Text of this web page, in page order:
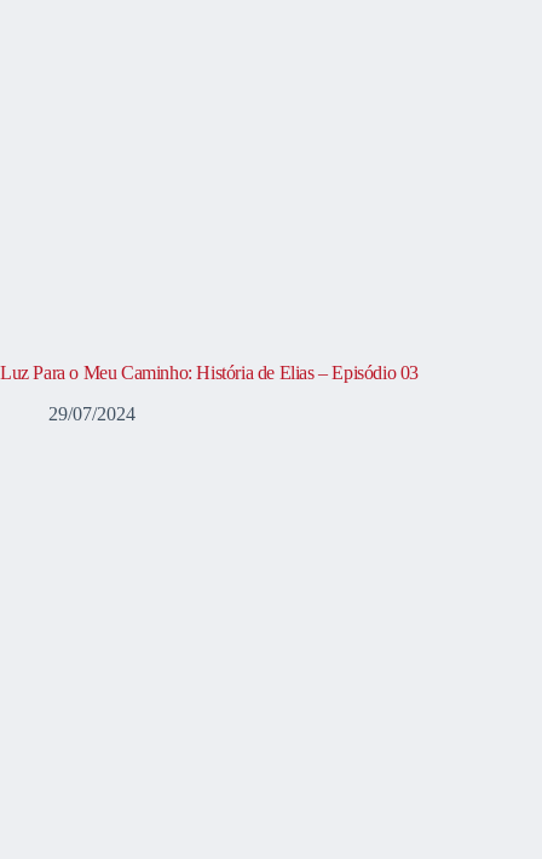
Luz Para o Meu Caminho: História de Elias – Episódio 03
29/07/2024